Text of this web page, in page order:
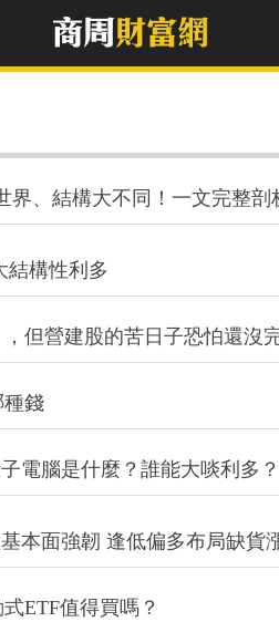
界、結構大不同！一文完整剖
結構性利多
但營建股的苦日子恐怕還沒
種錢
電腦是什麼？誰能大啖利多？
本面強韌 逢低偏多布局缺貨
ETF值得買嗎？